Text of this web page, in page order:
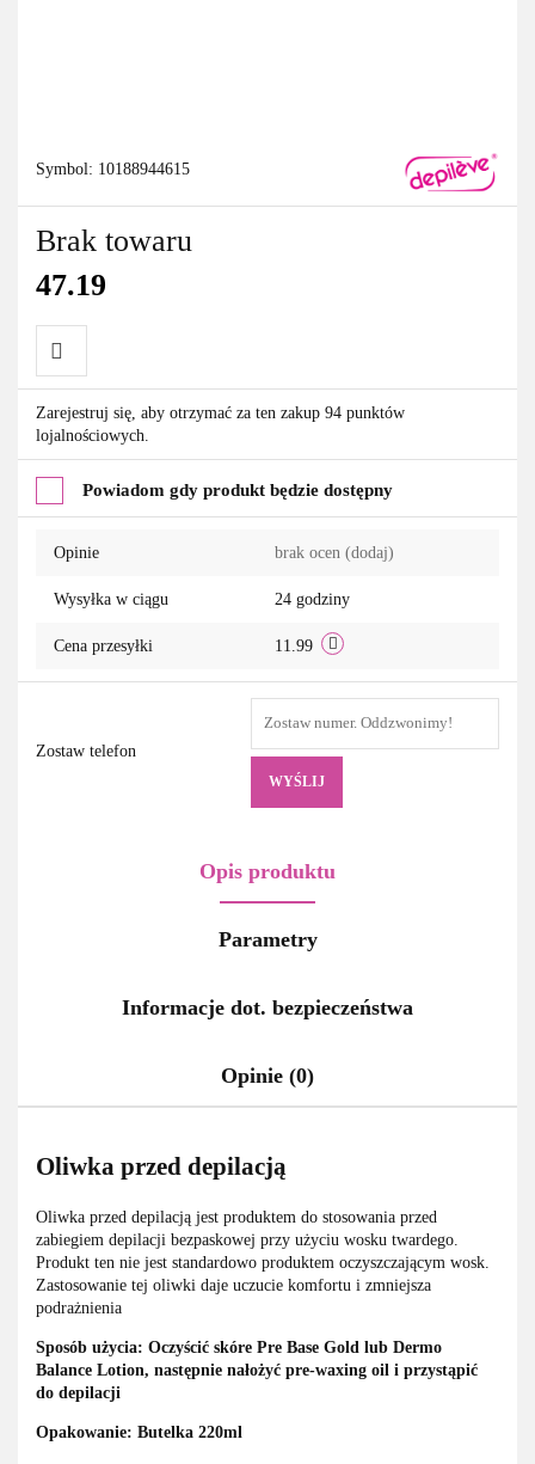
Symbol: 10188944615
Brak towaru
47.19
Do
Zarejestruj się, aby otrzymać za ten zakup 94 punktów
lojalnościowych.
Powiadom gdy produkt będzie dostępny
Opinie brak ocen (dodaj)
Wysyłka w ciągu 24 godziny
Cena przesyłki 11.99
Zostaw telefon
WYŚLIJ
Opis produktu
Parametry
Informacje dot. bezpieczeństwa
Opinie (0)
Oliwka przed depilacją
Oliwka przed depilacją jest produktem do stosowania przed
zabiegiem depilacji bezpaskowej przy użyciu wosku twardego.
Produkt ten nie jest standardowo produktem oczyszczającym wosk.
Zastosowanie tej oliwki daje uczucie komfortu i zmniejsza
podrażnienia
Sposób użycia: Oczyścić skóre Pre Base Gold lub Dermo
Balance Lotion, następnie nałożyć pre-waxing oil i przystąpić
do depilacji
Opakowanie: Butelka 220ml